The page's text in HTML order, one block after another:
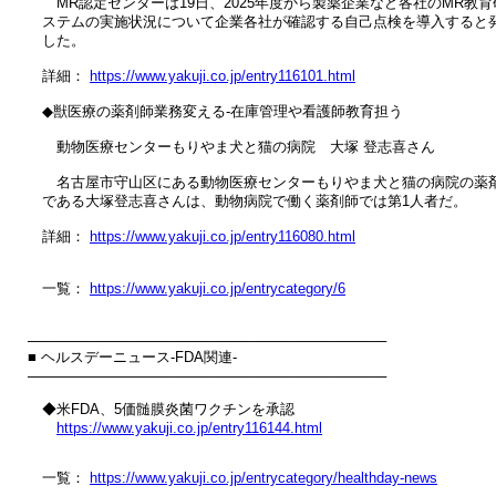
ステムの実施状況について企業各社が確認する自己点検を導入すると
した。
詳細： https://www.yakuji.co.jp/entry116101.html
◆獣医療の薬剤師業務変える‐在庫管理や看護師教育担う
動物医療センターもりやま犬と猫の病院　大塚 登志喜さん
名古屋市守山区にある動物医療センターもりやま犬と猫の病院の薬
である大塚登志喜さんは、動物病院で働く薬剤師では第1人者だ。
詳細： https://www.yakuji.co.jp/entry116080.html
一覧： https://www.yakuji.co.jp/entrycategory/6
────────────────────────────────────
■ ヘルスデーニュース‐FDA関連‐
────────────────────────────────────
◆米FDA、5価髄膜炎菌ワクチンを承認
https://www.yakuji.co.jp/entry116144.html
一覧： https://www.yakuji.co.jp/entrycategory/healthday-news